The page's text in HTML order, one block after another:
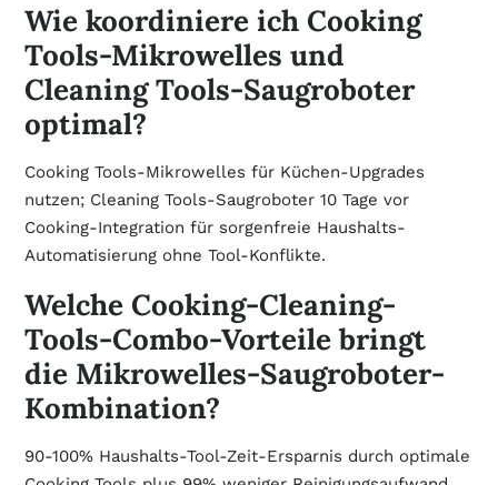
Wie koordiniere ich Cooking
Tools-Mikrowelles und
Cleaning Tools-Saugroboter
optimal?
Cooking Tools-Mikrowelles für Küchen-Upgrades
nutzen; Cleaning Tools-Saugroboter 10 Tage vor
Cooking-Integration für sorgenfreie Haushalts-
Automatisierung ohne Tool-Konflikte.
Welche Cooking-Cleaning-
Tools-Combo-Vorteile bringt
die Mikrowelles-Saugroboter-
Kombination?
90-100% Haushalts-Tool-Zeit-Ersparnis durch optimale